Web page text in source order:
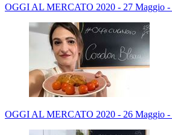
OGGI AL MERCATO 2020 - 27 Maggio -
OGGI AL MERCATO 2020 - 26 Maggio -